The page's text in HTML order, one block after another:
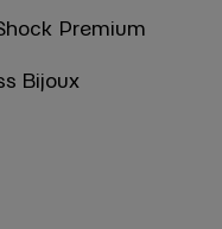
Premium
Bijoux